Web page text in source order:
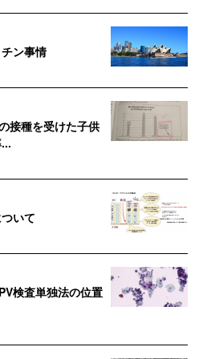
ン事情
接種を受けた子供
いて
検査単独法の位置